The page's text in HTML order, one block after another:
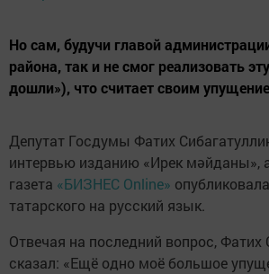
Но сам, будучи главой
района, так и не смог реализовать
дошли»), что считает своим
Депутат Госдумы Фатих
интервью изданию «Ирек мәйданы»,
газета «БИЗНЕС Online»
татарского на русский язык.
Отвечая на последний вопрос, Фатих
сказал: «Ещё одно моё большое